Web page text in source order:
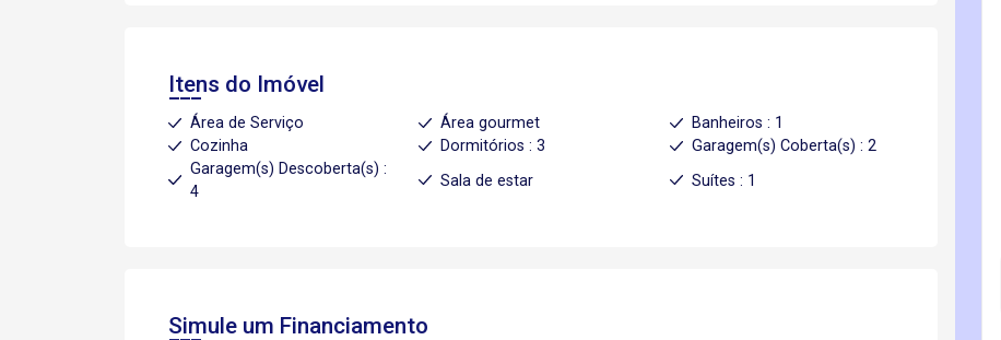
Itens do Imóvel
Área de Serviço Área gourmet
Banheiros : 1
Cozinha
Dormitórios : 3
Garagem(s) Coberta(s) : 2
Garagem(s) Descoberta(s) :
4
Sala de estar Suítes : 1
Simule um Financiamento